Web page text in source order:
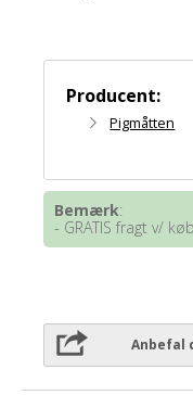
Producent:
Pigmåtten
Bemærk:
- GRATIS fragt v/
Anbefal